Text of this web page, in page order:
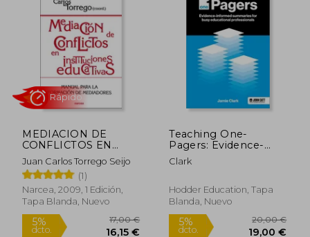
MEDIACION DE
CONFLICTOS EN
INSTITUCIONES
EDUCATIVAS
Juan Carlos Torrego Seijo
(1)
Narcea, 2009, 1 Edición,
Tapa Blanda, Nuevo
Teaching One-
Pagers: Evidence-
Informed Summaries
for Busy Educational
Inglés)
Clark
Hodder Education, Tapa
Blanda, Nuevo